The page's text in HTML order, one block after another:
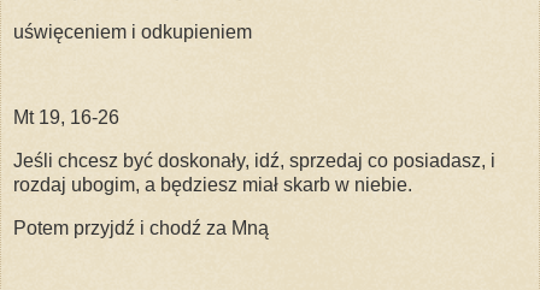
uświęceniem i odkupieniem
Mt 19, 16-26
Jeśli chcesz być doskonały, idź, sprzedaj co posiadasz, i
rozdaj ubogim, a będziesz miał skarb w niebie.
Potem przyjdź i chodź za Mną